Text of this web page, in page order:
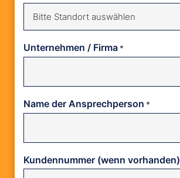
Unternehmen / Firma *
Name der Ansprechperson *
Kundennummer (wenn vorhanden)